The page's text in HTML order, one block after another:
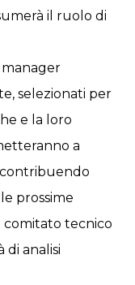
il ruolo di
selezionati per
e la loro
a
contribuendo
prossime
tecnico
di analisi